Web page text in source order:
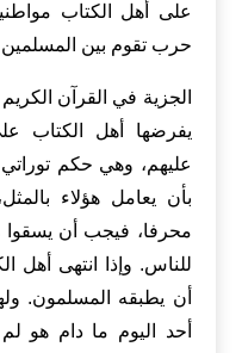
على أهل الكتاب
حرب تقوم بين
الجزية في القرآن
يفرضها أهل الكتاب
عليهم، وهي حكم توراتي
بأن يعامل هؤلاء
محرفا، فيجب أن يسقوا
للناس. وإذا انتهى أهل
أن يطبقه المسلمون.
أحد اليوم ما دام هو